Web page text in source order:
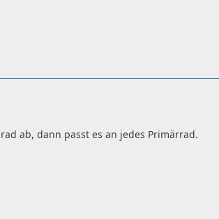
ab, dann passt es an jedes Primärrad.